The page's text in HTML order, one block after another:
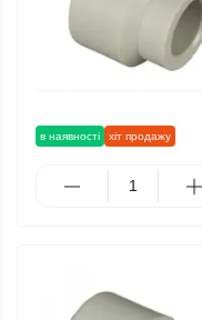
в наявності хіт продажу